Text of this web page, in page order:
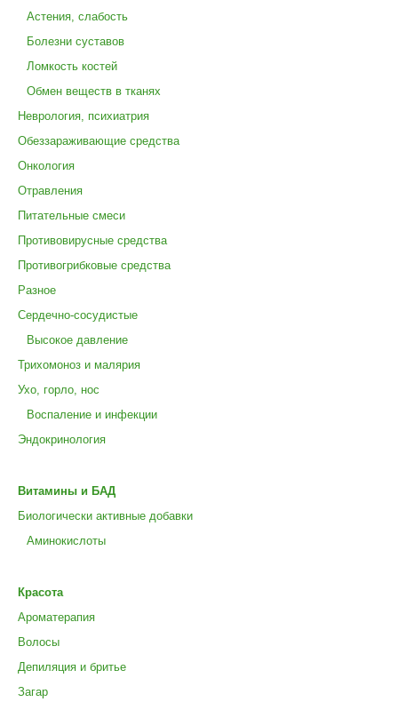
Астения, слабость
Болезни суставов
Ломкость костей
Обмен веществ в тканях
Неврология, психиатрия
Обеззараживающие средства
Онкология
Отравления
Питательные смеси
Противовирусные средства
Противогрибковые средства
Разное
Сердечно-сосудистые
Высокое давление
Трихомоноз и малярия
Ухо, горло, нос
Воспаление и инфекции
Эндокринология
Витамины и БАД
Биологически активные добавки
Аминокислоты
Красота
Ароматерапия
Волосы
Депиляция и бритье
Загар